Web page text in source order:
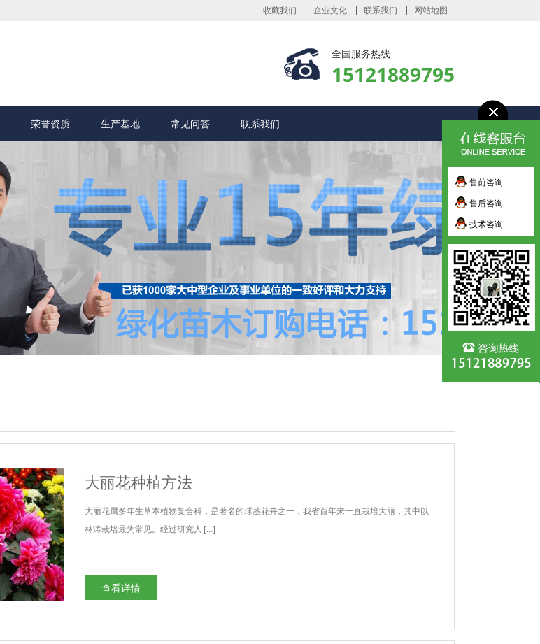
收藏我们 企业文化 联系我们 网站地图
全国服务热线
15121889795
荣誉资质 生产基地 常见问答 联系我们
大丽花种植方法
大丽花属多年生草本植物复合科，是著名的球茎花卉之一，我省百年来一直栽培大丽，其中以
林涛栽培最为常见。经过研究人 […]
查看详情
售前咨询
售后咨询
技术咨询